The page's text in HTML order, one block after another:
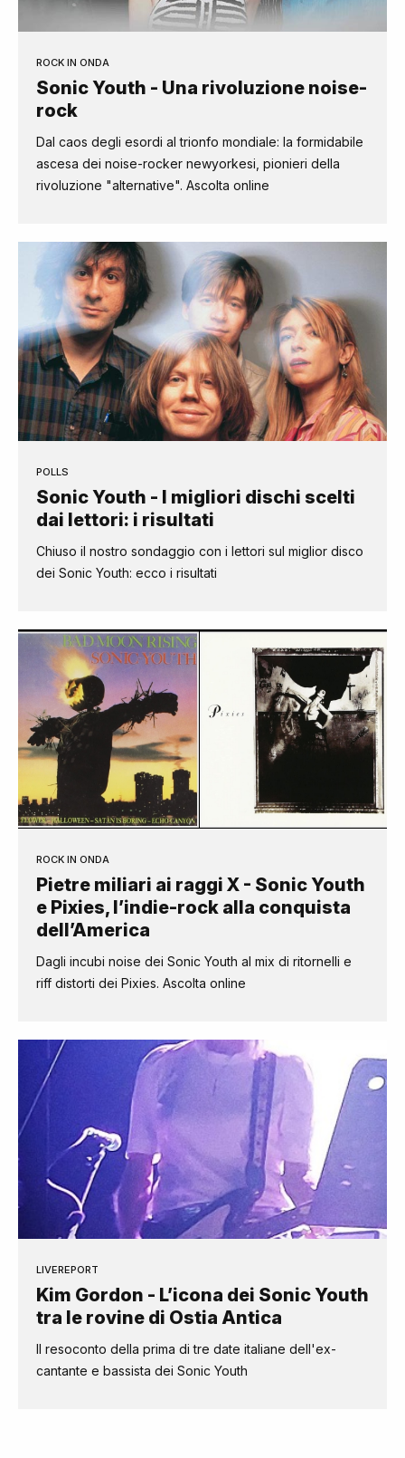
ROCK IN ONDA
Sonic Youth - Una rivoluzione noise-
rock
Dal caos degli esordi al trionfo mondiale: la formidabile
ascesa dei noise-rocker newyorkesi, pionieri della
rivoluzione "alternative". Ascolta online
POLLS
Sonic Youth - I migliori dischi scelti
dai lettori: i risultati
Chiuso il nostro sondaggio con i lettori sul miglior disco
dei Sonic Youth: ecco i risultati
ROCK IN ONDA
Pietre miliari ai raggi X - Sonic Youth
e Pixies, l’indie-rock alla conquista
dell’America
Dagli incubi noise dei Sonic Youth al mix di ritornelli e
riff distorti dei Pixies. Ascolta online
LIVEREPORT
Kim Gordon - L’icona dei Sonic Youth
tra le rovine di Ostia Antica
Il resoconto della prima di tre date italiane dell'ex-
cantante e bassista dei Sonic Youth